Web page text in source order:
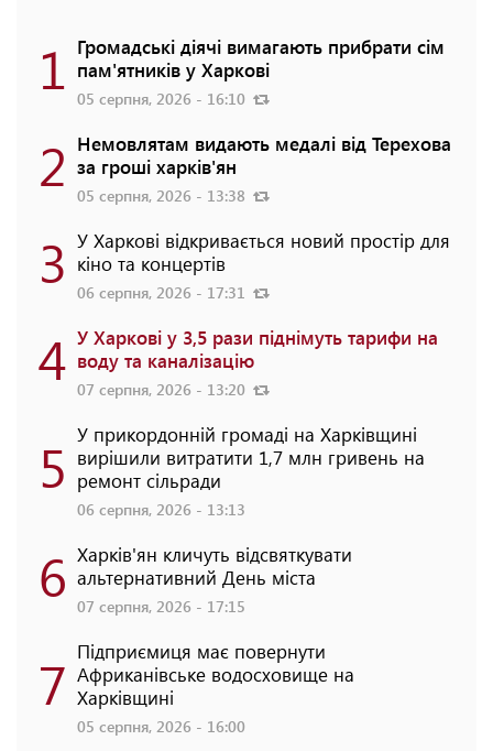
1 Громадські діячі вимагають прибрати сім
пам'ятників у Харкові
05 серпня, 2026 - 16:10
2 Немовлятам видають медалі від Терехова
за гроші харків'ян
05 серпня, 2026 - 13:38
3 У Харкові відкривається новий простір для
кіно та концертів
06 серпня, 2026 - 17:31
4 У Харкові у 3,5 рази піднімуть тарифи на
воду та каналізацію
07 серпня, 2026 - 13:20
5 У прикордонній громаді на Харківщині
вирішили витратити 1,7 млн гривень на
ремонт сільради
06 серпня, 2026 - 13:13
6 Харків'ян кличуть відсвяткувати
альтернативний День міста
07 серпня, 2026 - 17:15
7 Підприємиця має повернути
Африканівське водосховище на
Харківщині
05 серпня, 2026 - 16:00